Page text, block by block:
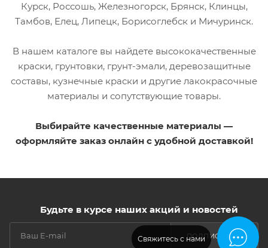
Свяжитесь с нами
Курск, Россошь, Железногорск, Брянск, Клинцы,
Тамбов, Елец, Липецк, Борисоглебск и Мичуринск.
В нашем каталоге вы найдете высококачественные
краски, грунтовки, грунт-эмали, деревозащитные
составы, кузнечные краски и другие лакокрасочные
материалы и сопутствующие товары.
Выбирайте качественные материалы —
оформляйте заказ онлайн с удобной доставкой!
Будьте в курсе наших акций и новостей
ПОДПИСАТЬСЯ